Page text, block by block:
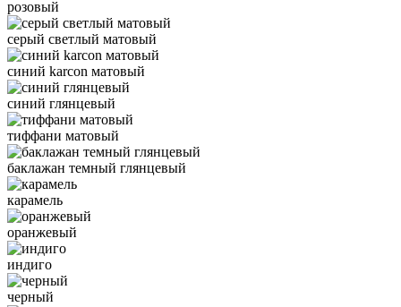
розовый
серый светлый матовый
синий karcon матовый
синий глянцевый
тиффани матовый
баклажан темный глянцевый
карамель
оранжевый
индиго
черный